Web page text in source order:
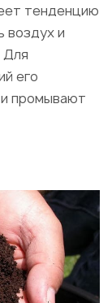
тенденцию
воздух и
Для
его
промывают